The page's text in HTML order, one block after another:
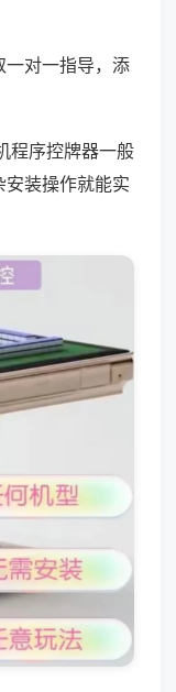
一对一指导，添
程序控牌器一般
装操作就能实